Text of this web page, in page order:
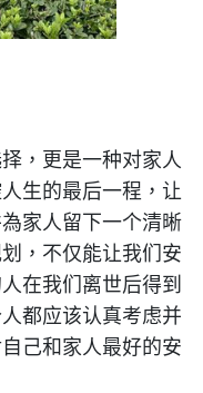
，更是一种对家人
生的最后一程，让
家人留下一个清晰
，不仅能让我们安
在我们离世后得到
都应该认真考虑并
己和家人最好的安